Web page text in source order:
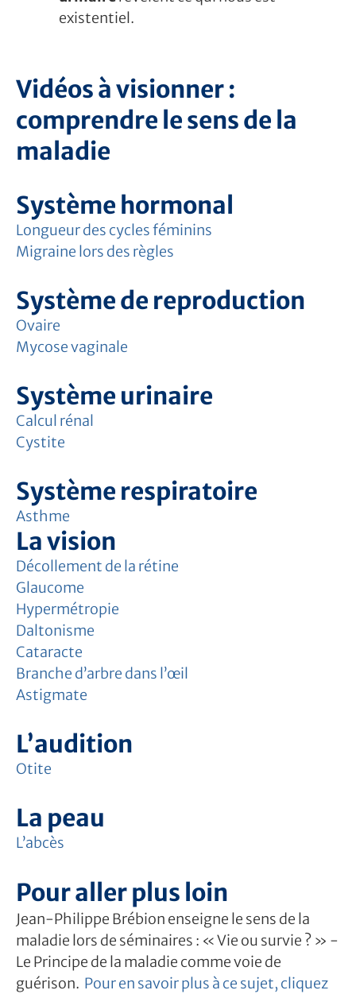
existentiel.
Vidéos à visionner :
comprendre le sens de la
maladie
Système hormonal
Longueur des cycles féminins
Migraine lors des règles
Système de reproduction
Ovaire
Mycose vaginale
Système urinaire
Calcul rénal
Cystite
Système respiratoire
Asthme
La vision
Décollement de la rétine
Glaucome
Hypermétropie
Daltonisme
Cataracte
Branche d’arbre dans l’œil
Astigmate
L’audition
Otite
La peau
L’abcès
Pour aller plus loin
Jean-Philippe Brébion enseigne le sens de la
maladie lors de séminaires : « Vie ou survie ? » -
Le Principe de la maladie comme voie de
guérison. Pour en savoir plus à ce sujet, cliquez